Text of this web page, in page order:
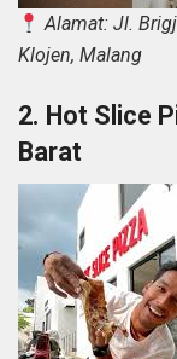
Alamat: Jl.
Klojen, Malang
2. Hot Slice
Barat